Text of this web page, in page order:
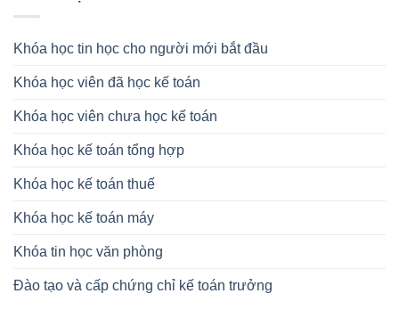
Khóa học tin học cho người mới bắt đầu
Khóa học viên đã học kế toán
Khóa học viên chưa học kế toán
Khóa học kế toán tổng hợp
Khóa học kế toán thuế
Khóa học kế toán máy
Khóa tin học văn phòng
Đào tạo và cấp chứng chỉ kế toán trưởng